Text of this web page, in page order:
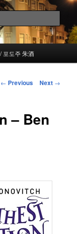
포도주 朱酒
Post
← Previous Next →
– Ben